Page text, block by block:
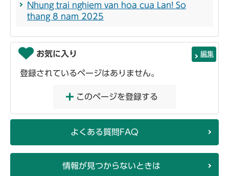
Nhung trai nghiem van hoa cua Lan! So
thang 8 nam 2025
お気に入り 編集
登録されているページはありません。
このページを登録する
よくある質問FAQ
情報が見つからないときは